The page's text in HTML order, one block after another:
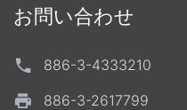
お問い合わせ
886-3-4333210
886-3-2617799